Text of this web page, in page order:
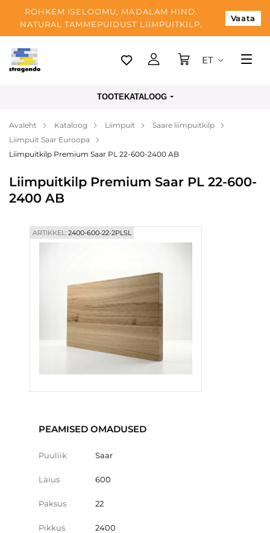
ROHKEM ISELOOMU, MADALAM HIND.
NATURAL TAMMEPUIDUST LIIMPUITKILP.
Vaata
Tallinn
Makse
Meist
Kontaktid
ET
TOOTEKATALOOG
Avaleht Kataloog Liimpuit
Saare liimpuitkilp
Liimpuit Saar Euroopa
Liimpuitkilp Premium Saar PL 22-600-2400 AB
Liimpuitkilp Premium Saar PL 22-600-
2400 AB
ARTIKKEL:2400-600-22-2PLSL
PEAMISED OMADUSED
Puuliik Saar
Laius 600
Paksus 22
Pikkus 2400